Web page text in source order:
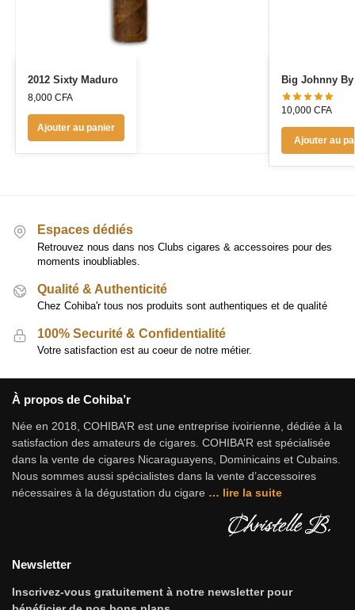
2012 Sixty Maduro
8,000 CFA
Ajouter au panier
Big Johnny
10,000 CFA
Ajouter au
Espaces dédiés
Retrouvez nous dans nos Clubs cigares & accessoires pour des
moments inoubliables.
Qualité & Authenticité
Chez Cohiba'r tous nos produits sont authentiques et de qualité
100% Securité & Confidentialité
Votre satisfaction est au coeur de notre métier.
À propos de Cohiba’r
Née en 2018, COHIBA’R est une entreprise ivoirienne, dédiée à la
satisfaction des amateurs de cigares. COHIBA’R est spécialisée
dans la vente de cigares Nicaraguayens, Dominicains et Cubains.
Nous sommes aussi spécialistes dans la vente d’accessoires
nécessaires à la dégustation du cigare … lire la suite
Newsletter
Inscrivez-vous gratuitement à notre newsletter pour